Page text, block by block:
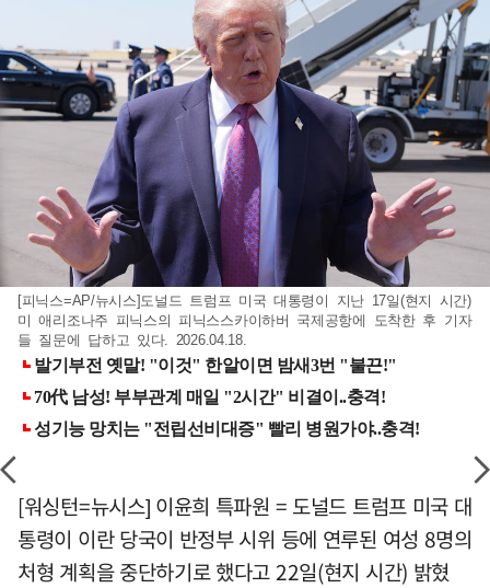
[피닉스=AP/뉴시스]도널드 트럼프 미국 대통령이 지난 17일(현지 시간)
미 애리조나주 피닉스의 피닉스스카이하버 국제공항에 도착한 후 기자
들 질문에 답하고 있다. 2026.04.18.
[워싱턴=뉴시스] 이윤희 특파원 = 도널드 트럼프 미국 대
통령이 이란 당국이 반정부 시위 등에 연루된 여성 8명의
처형 계획을 중단하기로 했다고 22일(현지 시간) 밝혔